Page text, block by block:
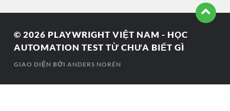
© 2026 PLAYWRIGHT VIỆT NAM - HỌC
AUTOMATION TEST TỪ CHƯA BIẾT GÌ
GIAO DIỆN BỞI ANDERS NORÉN